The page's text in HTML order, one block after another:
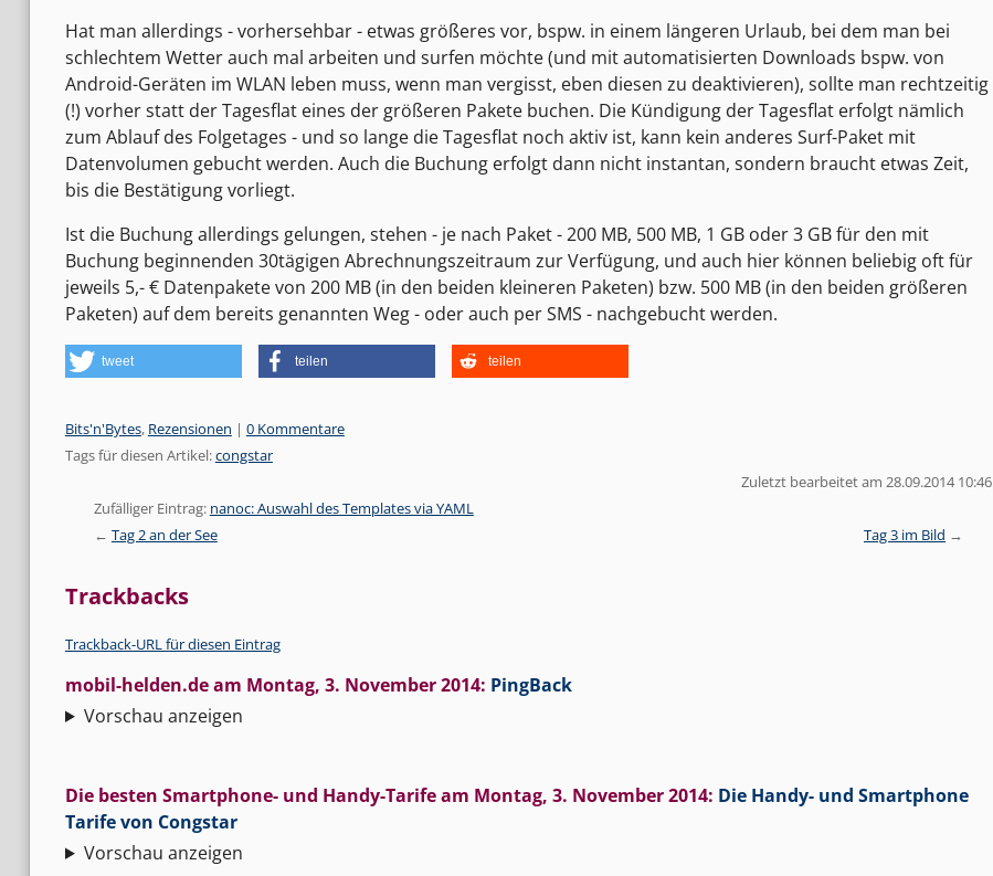
Hat man allerdings - vorhersehbar - etwas größeres vor, bspw. in einem längeren Urlaub, bei dem man bei
schlechtem Wetter auch mal arbeiten und surfen möchte (und mit automatisierten Downloads bspw. von
Android-Geräten im WLAN leben muss, wenn man vergisst, eben diesen zu deaktivieren), sollte man rechtzeitig
(!) vorher statt der Tagesflat eines der größeren Pakete buchen. Die Kündigung der Tagesflat erfolgt nämlich
zum Ablauf des Folgetages - und so lange die Tagesflat noch aktiv ist, kann kein anderes Surf-Paket mit
Datenvolumen gebucht werden. Auch die Buchung erfolgt dann nicht instantan, sondern braucht etwas Zeit,
bis die Bestätigung vorliegt.
Ist die Buchung allerdings gelungen, stehen - je nach Paket - 200 MB, 500 MB, 1 GB oder 3 GB für den mit
Buchung beginnenden 30tägigen Abrechnungszeitraum zur Verfügung, und auch hier können beliebig oft für
jeweils 5,- € Datenpakete von 200 MB (in den beiden kleineren Paketen) bzw. 500 MB (in den beiden größeren
Paketen) auf dem bereits genannten Weg - oder auch per SMS - nachgebucht werden.
tweet teilen teilen
Kategorien:
Bits'n'Bytes, Rezensionen | 0 Kommentare
Tags für diesen Artikel:congstar
Zuletzt bearbeitet am 28.09.2014 10:46
Zufälliger Eintrag: nanoc: Auswahl des Templates via YAML
Tag 2 an der See
Tag 3 im Bild
Trackbacks
Trackback-URL für diesen Eintrag
mobil-helden.deam Montag, 3. November 2014: PingBack
Vorschau anzeigen
Die besten Smartphone- und Handy-Tarifeam Montag, 3. November 2014: Die Handy- und Smartphone
Tarife von Congstar
Vorschau anzeigen